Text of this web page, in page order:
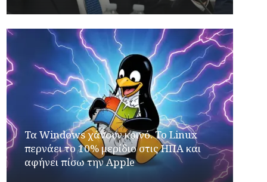
Τα Windows χάνουν κοινό. Το Linux
περνάει το 10% μερίδιο στις ΗΠΑ και
αφήνει πίσω την Apple